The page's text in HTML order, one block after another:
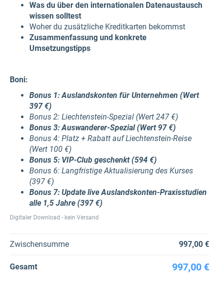
Was du über den internationalen Datenaustausch
wissen solltest
Woher du zusätzliche Kreditkarten bekommst
Zusammenfassung und konkrete
Umsetzungstipps
Boni:
Bonus 1: Auslandskonten für Unternehmen​ (Wert
397 €)
Bonus 2: Liechtenstein-Spezial (Wert 247 €)
Bonus 3: Auswanderer-Spezial ​(Wert 97 €)
Bonus 4: Platz + Rabatt auf Liechtenstein-Reise​
(Wert 100 €)
Bonus 5: VIP-Club geschenkt (594 €)
Bonus 6: Langfristige Aktualisierung des Kurses​
(397 €)
Bonus 7: Update live Auslandskonten-Praxisstudien
alle 1,5 Jahre​ (397 €)
Digitaler Download - kein Versand
Zwischensumme 997,00 €
Gesamt 997,00 €